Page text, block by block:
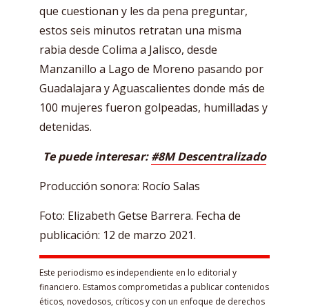
que cuestionan y les da pena preguntar,
estos seis minutos retratan una misma
rabia desde Colima a Jalisco, desde
Manzanillo a Lago de Moreno pasando por
Guadalajara y Aguascalientes donde más de
100 mujeres fueron golpeadas, humilladas y
detenidas.
Te puede interesar:#8M Descentralizado
Producción sonora: Rocío Salas
Foto: Elizabeth Getse Barrera. Fecha de
publicación: 12 de marzo 2021.
Este periodismo es independiente en lo editorial y
financiero. Estamos comprometidas a publicar contenidos
éticos, novedosos, críticos y con un enfoque de derechos